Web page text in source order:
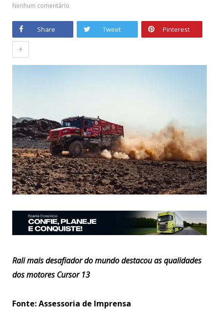
Nenhum comentário
Share Tweet Pinterest
+
Rali mais desafiador do mundo destacou as qualidades
dos motores Cursor 13
Fonte: Assessoria de Imprensa